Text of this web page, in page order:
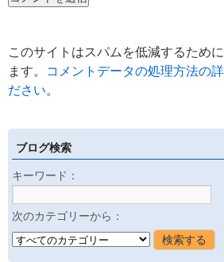
このサイトはスパムを低減するため
ます。
コメントデータの処理方法の
ださい。
ブログ検索
キーワード：
次のカテゴリーから：